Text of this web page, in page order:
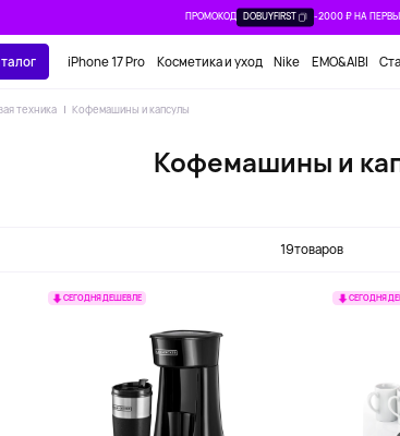
ПРОМОКОД DOBUYFIRST -2000 ₽ НА
iPhone 17 Pro Косметика и уход Nike EMO&AIBI
техника Кофемашины и капсулы
Кофемашины и
19товаров
СЕГОДНЯ ДЕШЕВЛЕ СЕГОДНЯ